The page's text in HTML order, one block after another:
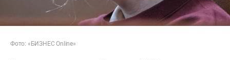
Фото: «БИЗНЕС Online»